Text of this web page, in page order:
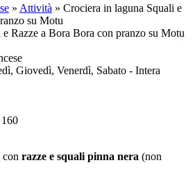
» Attività » Crociera in laguna Squali e
su Motu
Razze a Bora Bora con pranzo su Motu
Giovedì, Venerdì, Sabato - Intera
razze e squali pinna nera (non